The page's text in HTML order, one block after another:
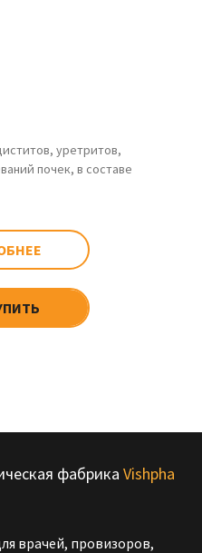
уретритов,
почек, в составе
фабрика Vishpha
врачей, провизоров,